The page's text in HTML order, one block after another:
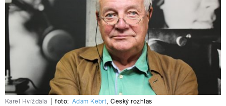
Karel Hvížďala foto: Adam Kebrt,Český rozhlas